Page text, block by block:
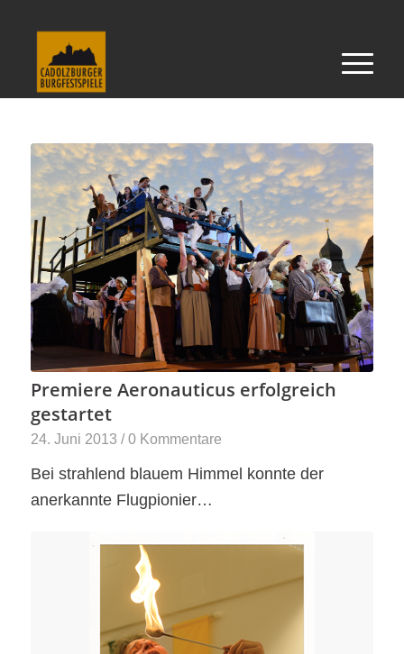
Premiere Aeronauticus erfolgreich
gestartet
24. Juni 2013 / 0 Kommentare
Bei strahlend blauem Himmel konnte der
anerkannte Flugpionier…